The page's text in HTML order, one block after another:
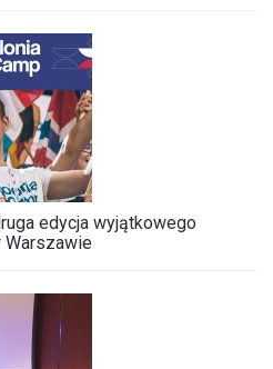
edycja wyjątkowego
Warszawie